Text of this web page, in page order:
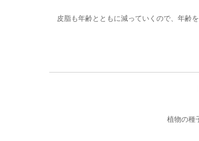
皮脂も年齢とともに減っていくので、年齢
植物の種